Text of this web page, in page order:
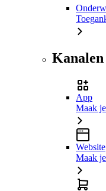
Kanalen
App
Maak
Website
Maak